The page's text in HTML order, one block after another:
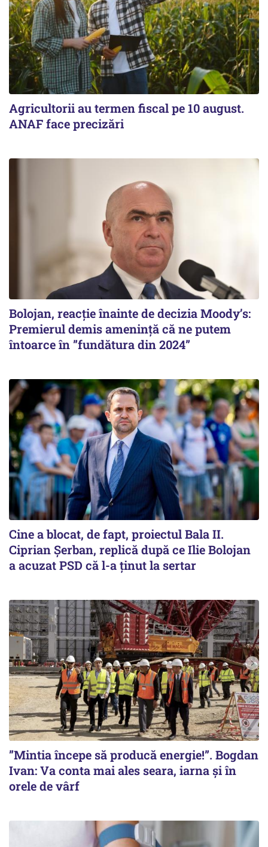
Agricultorii au termen fiscal pe 10 august.
ANAF face precizări
Bolojan, reacție înainte de decizia Moody’s:
Premierul demis amenință că ne putem
întoarce în ”fundătura din 2024”
Cine a blocat, de fapt, proiectul Bala II.
Ciprian Șerban, replică după ce Ilie Bolojan
a acuzat PSD că l-a ținut la sertar
”Mintia începe să producă energie!”. Bogdan
Ivan: Va conta mai ales seara, iarna și în
orele de vârf